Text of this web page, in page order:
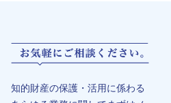
知的財産の保護・活用に係わる